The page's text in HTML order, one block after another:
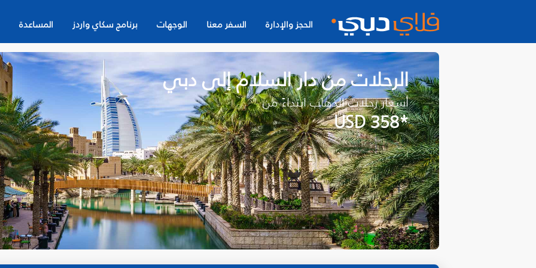
الحجز والإدارة السفر معنا الوجهات برنامج سكاي واردز المساعدة
الرحلات من دار السلام إلى دبي
أسعار رحلات الذهاب ابتداءً من
*USD 358